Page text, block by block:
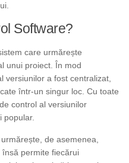
Software?
care urmărește
unui proiect. În mod
versiunilor a fost centralizat,
într-un singur loc. Cu toate
control al versiunilor
popular.
de asemenea,
permite fiecărui